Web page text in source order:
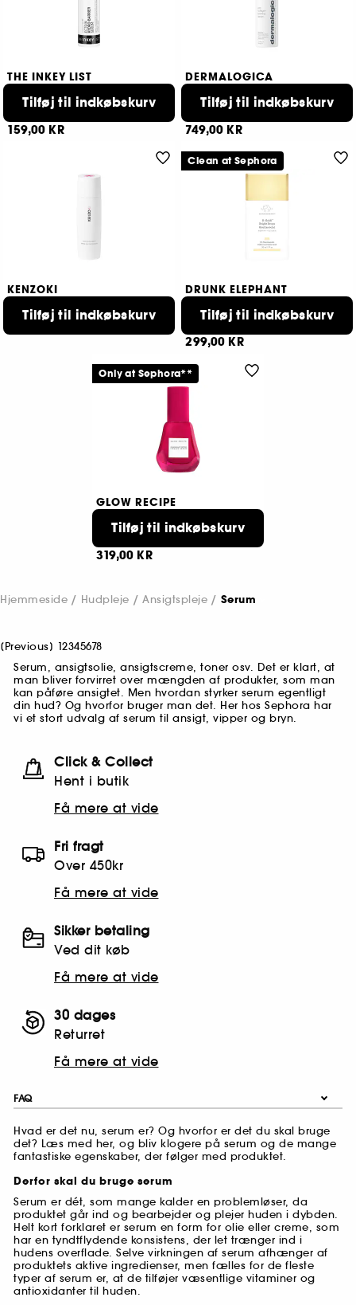
THE INKEY LIST
Ectoin Hydro-Barrier Serum
159,00 KR
Tilføj til indkøbskurv
DERMALOGICA
Pro-Collagen Banking Serum
Collagen booster serum
749,00 KR
Tilføj til indkøbskurv
KENZOKI
Kenzoki Youth Flow
Youth Flow Serum
309,00 KR
Tilføj til indkøbskurv
DRUNK ELEPHANT
B-Goldi™Bright Drops
299,00 KR
Tilføj til indkøbskurv
Clean at Sephora
GLOW RECIPE
Granatæblepeptid
Opstrammende serum
319,00 KR
Tilføj til indkøbskurv
Only at Sephora**
Hjemmeside Hudpleje Ansigtspleje Serum
[Previous] 12345678
Serum, ansigtsolie, ansigtscreme, toner osv. Det er klart, at
man bliver forvirret over mængden af produkter, som man
kan påføre ansigtet. Men hvordan styrker serum egentligt
din hud? Og hvorfor bruger man det. Her hos Sephora har
vi et stort udvalg af serum til ansigt, vipper og bryn.
Click & Collect
Hent i butik
Få mere at vide
Fri fragt
Over 450kr
Få mere at vide
Sikker betaling
Ved dit køb
Få mere at vide
30 dages
Returret
Få mere at vide
FAQ
Hvad er det nu, serum er? Og hvorfor er det du skal bruge
det? Læs med her, og bliv klogere på serum og de mange
fantastiske egenskaber, der følger med produktet.
Derfor skal du bruge serum
Serum er dét, som mange kalder en problemløser, da
produktet går ind og bearbejder og plejer huden i dybden.
Helt kort forklaret er serum en form for olie eller creme, som
har en tyndtflydende konsistens, der let trænger ind i
hudens overflade. Selve virkningen af serum afhænger af
produktets aktive ingredienser, men fælles for de fleste
typer af serum er, at de tilføjer væsentlige vitaminer og
antioxidanter til huden.